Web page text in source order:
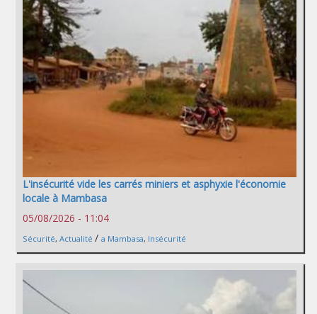
L'insécurité vide les carrés miniers et asphyxie l'économie
locale à Mambasa
05/08/2026 - 11:04
Sécurité, Actualité / a Mambasa, Insécurité